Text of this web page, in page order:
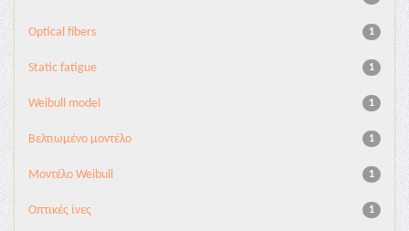
1
Optical fibers
1
Static fatigue
1
Weibull model
1
Βελτιωμένο μοντέλο
1
Μοντέλο Weibull
1
Οπτικές ίνες